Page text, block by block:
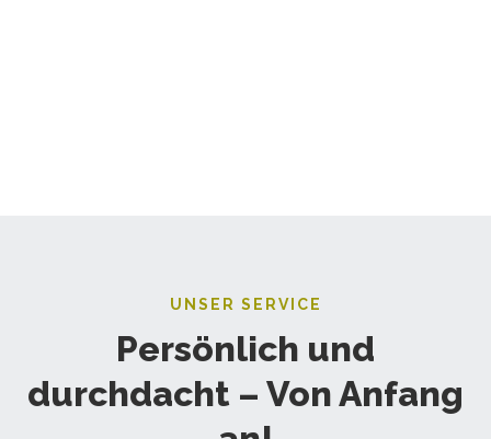
UNSER SERVICE
Persönlich und
durchdacht – Von Anfang